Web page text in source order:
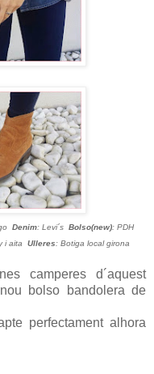
Denim: Levi´s Bolso(new): PDH
i aita Ulleres: Botiga local girona
camperes d´aquest
bolso bandolera de
perfectament alhora